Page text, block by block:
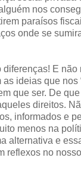
nos
paraísos
onde se
E não
ideias que nos
que ser. De
direitos.
informados e
menos na
alternativa e
reflexos no